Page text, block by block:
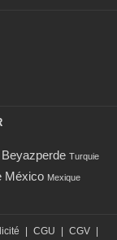
Beyazperde Turquie
México Mexique
| CGU | CGV |